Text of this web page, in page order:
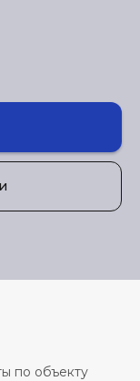
по объекту